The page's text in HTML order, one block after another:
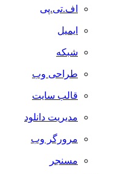
اف.تی.پی
ایمیل
شبکه
طراحی وب
قالب سایت
مدیریت دانلود
مرورگر وب
مسنجر